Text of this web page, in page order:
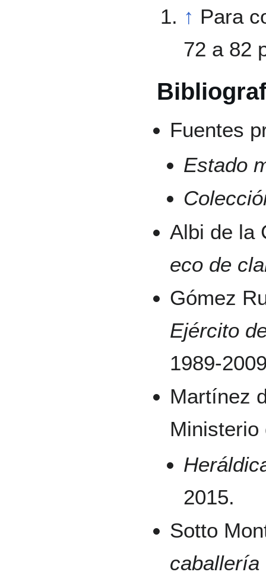
↑ Para
72 a 82
Fuentes
Estado
Albi de la
eco de
Gómez
Ejército
1989-
Martínez
Ministerio
2015.
Sotto
caballería